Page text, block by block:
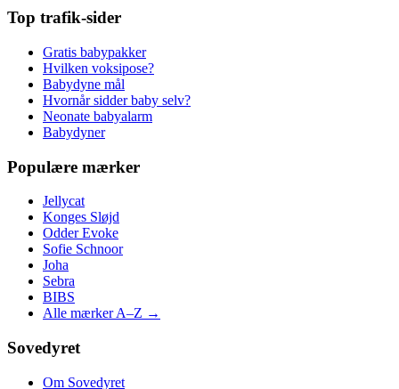
Top trafik-sider
Gratis babypakker
Hvilken voksipose?
Babydyne mål
Hvornår sidder baby selv?
Neonate babyalarm
Babydyner
Populære mærker
Jellycat
Konges Sløjd
Odder Evoke
Sofie Schnoor
Joha
Sebra
BIBS
Alle mærker A–Z →
Sovedyret
Om Sovedyret